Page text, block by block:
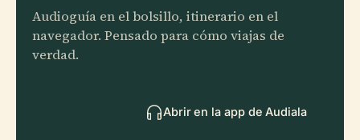
Audioguía en el bolsillo, itinerario en el
navegador. Pensado para cómo viajas de
verdad.
Abrir en la app de Audiala